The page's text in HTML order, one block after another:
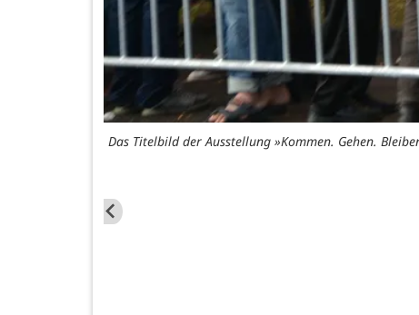
Das Titelbild der Ausstellung »Kommen. Gehen.